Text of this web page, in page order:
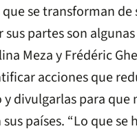
se transforman
partes son
Meza y Frédéric
acciones que
divulgarlas para que
países. “Lo que